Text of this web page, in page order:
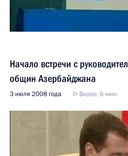
Начало встречи с
общин Азербайджана
3 июля 2008 года Видео, 6 мин.